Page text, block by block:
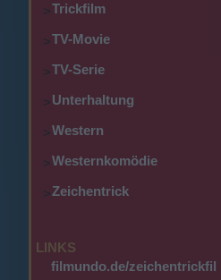
>Trickfilm
>TV-Movie
>TV-Serie
>Unterhaltung
>Western
>Westernkomödie
>Zeichentrick
LINKS
filmundo.de/zeichentrickfil